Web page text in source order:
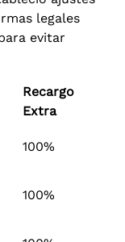
legales
evitar
Recargo
Extra
100%
100%